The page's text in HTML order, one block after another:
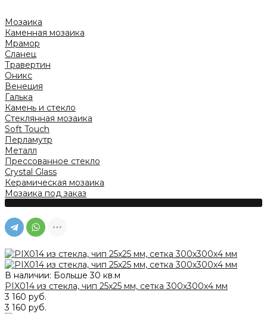
Мозаика
Каменная мозаика
Мрамор
Сланец
Травертин
Оникс
Венеция
Галька
Камень и стекло
Стеклянная мозаика
Soft Touch
Перламутр
Металл
Прессованное стекло
Crystal Glass
Керамическая мозаика
Мозаика под заказ
В наличии: Больше 30 кв.м
PIX014 из стекла, чип 25х25 мм, сетка 300х300х4 мм
3 160 руб.
3 160 руб.